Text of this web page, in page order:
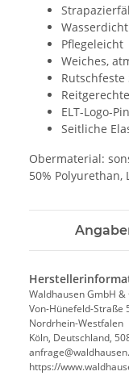
Wasserdicht
Pflegeleicht
Weiches,
Rutschfeste
ELT-Logo-Pin
Seitliche
Obermaterial:
50%
Waldhausen GmbH &
Von-Hünefeld-Straße
Nordrhein-Westfalen
Köln, Deutschland,
https://